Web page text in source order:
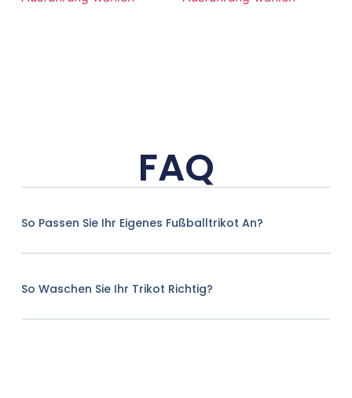
FAQ
So Passen Sie Ihr Eigenes Fußballtrikot An?
So Waschen Sie Ihr Trikot Richtig?